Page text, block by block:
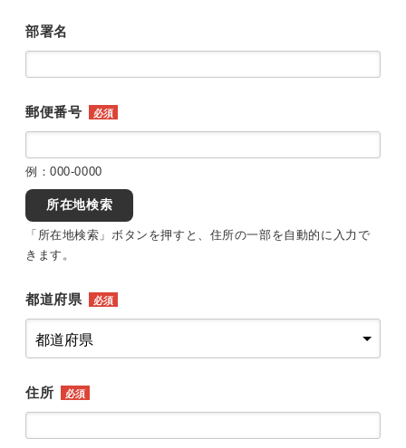
部署名
郵便番号 必須
例：000-0000
所在地検索
「所在地検索」ボタンを押すと、住所の一部を自動的に入力で
きます。
都道府県 必須
住所 必須